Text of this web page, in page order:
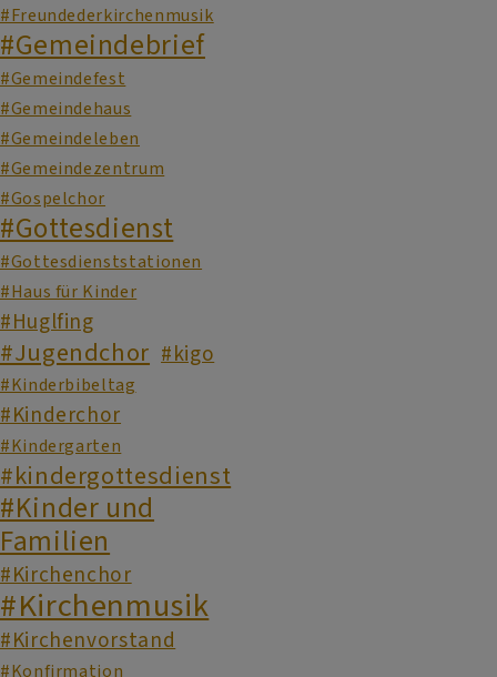
#Freundederkirchenmusik
#Gemeindebrief
#Gemeindefest
#Gemeindehaus
#Gemeindeleben
#Gemeindezentrum
#Gospelchor
#Gottesdienst
#Gottesdienststationen
#Haus für Kinder
#Huglfing
#Jugendchor #kigo
#Kinderbibeltag
#Kinderchor
#Kindergarten
#kindergottesdienst
#Kinder und
Familien
#Kirchenchor
#Kirchenmusik
#Kirchenvorstand
#Konfirmation